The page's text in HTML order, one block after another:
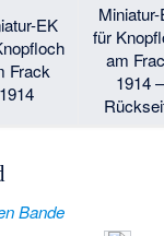
EK
Frack
1914
für
am
1914 –
Bande